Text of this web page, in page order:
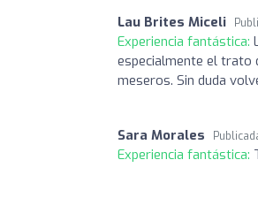
Lau Brites Miceli
Experiencia fantástica:
especialmente el trato
meseros. Sin duda
Sara Morales
Experiencia fantástica: